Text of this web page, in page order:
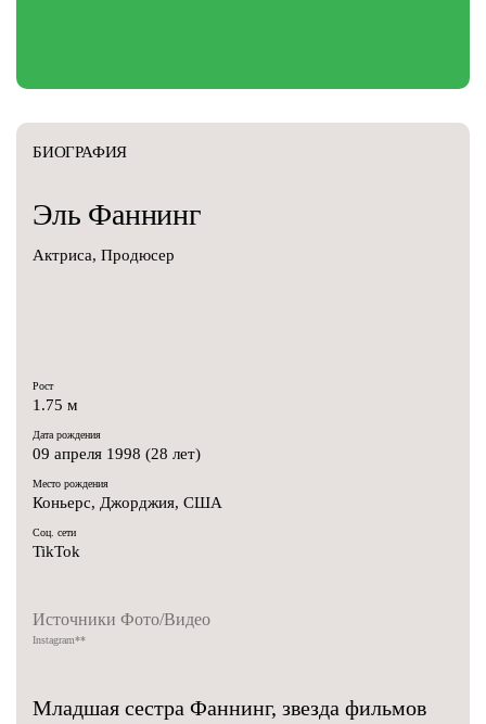
БИОГРАФИЯ
Эль Фаннинг
Актриса, Продюсер
Рост
1.75 м
Дата рождения
09 апреля 1998 (28 лет)
Место рождения
Коньерс, Джорджия, США
Соц. сети
TikTok
Источники Фото/Видео
Instagram**
Младшая сестра Фаннинг, звезда фильмов